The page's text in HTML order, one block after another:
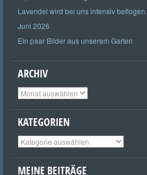
Lavendel wird bei uns intensiv beflogen.
Juni 2026
Ein paar Bilder aus unserem Garten
ARCHIV
Archiv
KATEGORIEN
Kategorien
MEINE BEITRÄGE